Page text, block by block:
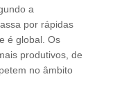
a
por rápidas
é global. Os
produtivos, de
no âmbito